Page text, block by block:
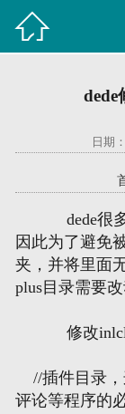

dede
日期
dede很
因此为了避免
夹，并将里面
plus目录需要
修改
//插件目录，
评论等程序的